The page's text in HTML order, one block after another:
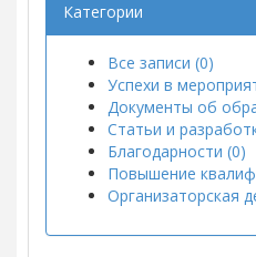
Категории
Все записи (0)
Успехи в
Документы об
Статьи и
Благодарности (0)
Повышение
Организаторская